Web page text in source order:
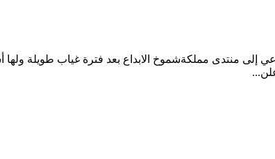
إلى منتدى مملكةشموخ الابداع بعد فترة غياب طويلة ولها